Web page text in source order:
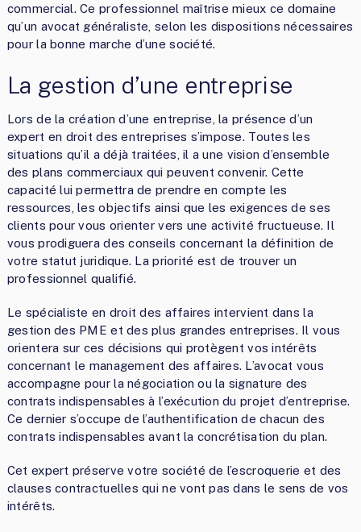
commercial. Ce professionnel maîtrise mieux ce domaine
qu’un avocat généraliste, selon les dispositions nécessaires
pour la bonne marche d’une société.
La gestion d’une entreprise
Lors de la création d’une entreprise, la présence d’un
expert en droit des entreprises s’impose. Toutes les
situations qu’il a déjà traitées, il a une vision d’ensemble
des plans commerciaux qui peuvent convenir. Cette
capacité lui permettra de prendre en compte les
ressources, les objectifs ainsi que les exigences de ses
clients pour vous orienter vers une activité fructueuse. Il
vous prodiguera des conseils concernant la définition de
votre statut juridique. La priorité est de trouver un
professionnel qualifié.
Le spécialiste en droit des affaires intervient dans la
gestion des PME et des plus grandes entreprises. Il vous
orientera sur ces décisions qui protègent vos intérêts
concernant le management des affaires. L’avocat vous
accompagne pour la négociation ou la signature des
contrats indispensables à l’exécution du projet d’entreprise.
Ce dernier s’occupe de l’authentification de chacun des
contrats indispensables avant la concrétisation du plan.
Cet expert préserve votre société de l’escroquerie et des
clauses contractuelles qui ne vont pas dans le sens de vos
intérêts.